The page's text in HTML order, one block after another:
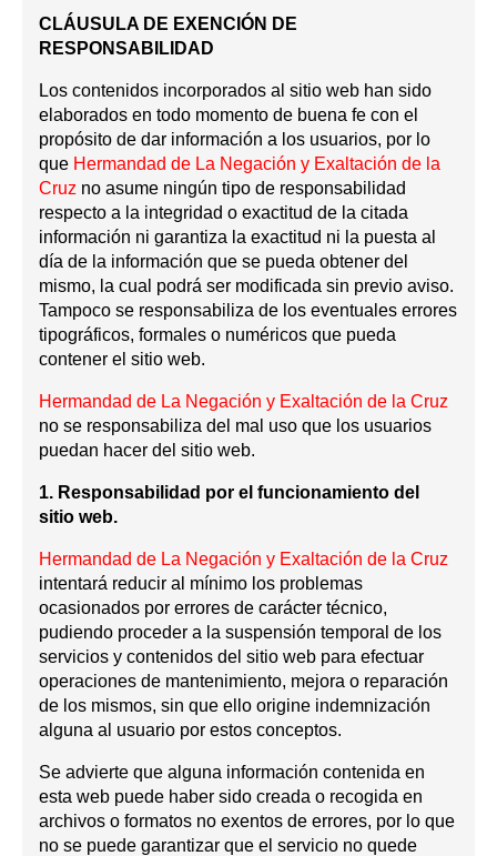
CLÁUSULA DE EXENCIÓN DE
RESPONSABILIDAD
Los contenidos incorporados al sitio web han sido
elaborados en todo momento de buena fe con el
propósito de dar información a los usuarios, por lo
que Hermandad de La Negación y Exaltación de la
Cruz no asume ningún tipo de responsabilidad
respecto a la integridad o exactitud de la citada
información ni garantiza la exactitud ni la puesta al
día de la información que se pueda obtener del
mismo, la cual podrá ser modificada sin previo aviso.
Tampoco se responsabiliza de los eventuales errores
tipográficos, formales o numéricos que pueda
contener el sitio web.
Hermandad de La Negación y Exaltación de la Cruz
no se responsabiliza del mal uso que los usuarios
puedan hacer del sitio web.
1. Responsabilidad por el funcionamiento del
sitio web.
Hermandad de La Negación y Exaltación de la Cruz
intentará reducir al mínimo los problemas
ocasionados por errores de carácter técnico,
pudiendo proceder a la suspensión temporal de los
servicios y contenidos del sitio web para efectuar
operaciones de mantenimiento, mejora o reparación
de los mismos, sin que ello origine indemnización
alguna al usuario por estos conceptos.
Se advierte que alguna información contenida en
esta web puede haber sido creada o recogida en
archivos o formatos no exentos de errores, por lo que
no se puede garantizar que el servicio no quede